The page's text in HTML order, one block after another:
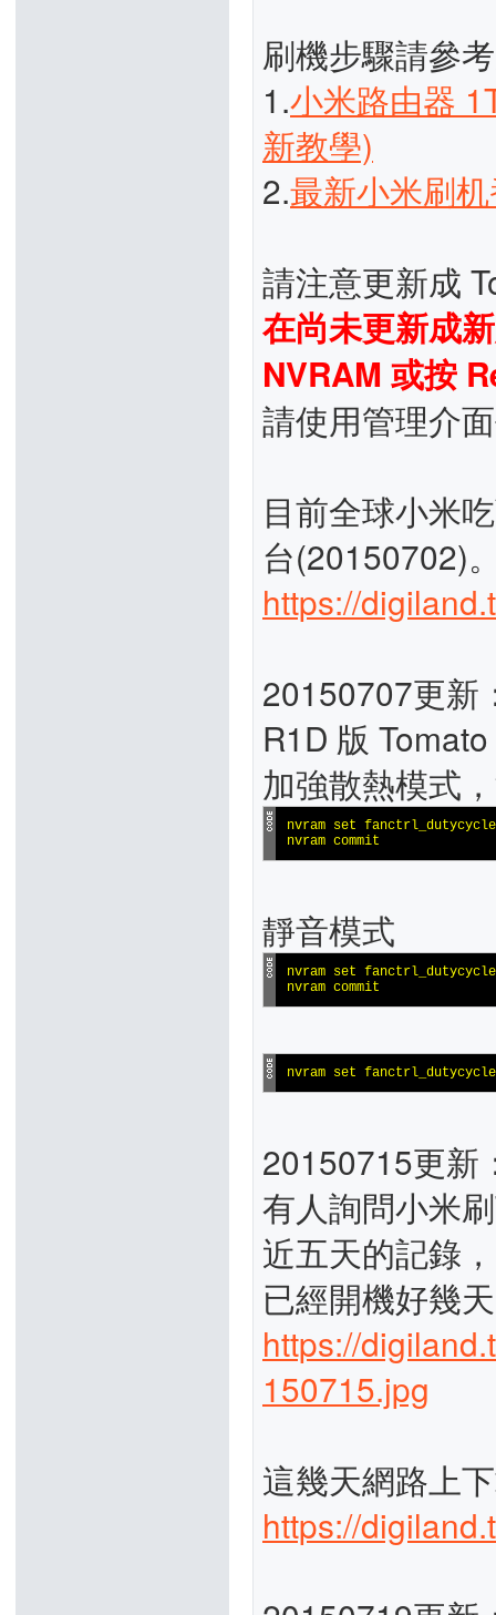
刷機步驟請參
1.小米路由器
新教學)
2.最新小米刷
請注意更新成
在尚未更新成
NVRAM 或按
請使用管理介
目前全球小米
台(20150702)
https://
20150707更新
R1D 版
加強散熱模式
nvram set
nvram commit
靜音模式
nvram set
nvram commit
nvram set
20150715更新
有人詢問小米
近五天的記錄
已經開機好幾
https://
150715.jpg
這幾天網路上
https://